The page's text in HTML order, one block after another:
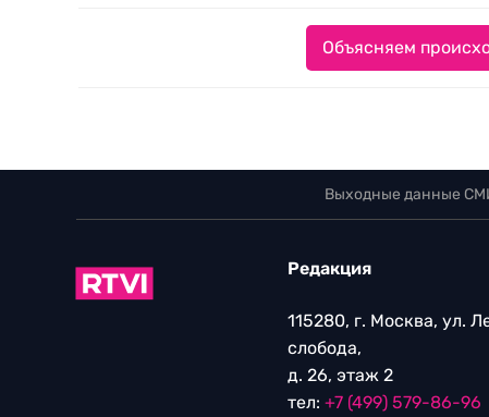
Объясняем
Выходные данные
Редакция
115280, г. Москва, ул.
слобода,
д. 26, этаж 2
тел: +7 (499) 579-86-96